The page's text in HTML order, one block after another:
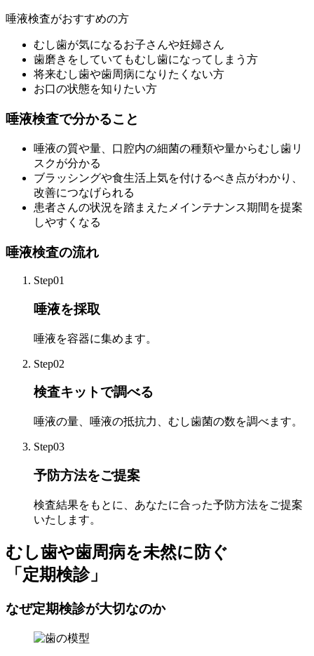
唾液検査がおすすめの方
むし歯が気になるお子さんや妊婦さん
歯磨きをしていてもむし歯になってしまう方
将来むし歯や歯周病になりたくない方
お口の状態を知りたい方
唾液検査で分かること
唾液の質や量、口腔内の細菌の種類や量からむし歯リ
スクが分かる
ブラッシングや食生活上気を付けるべき点がわかり、
改善につなげられる
患者さんの状況を踏まえたメインテナンス期間を提案
しやすくなる
唾液検査の流れ
Step01
唾液を採取
唾液を容器に集めます。
Step02
検査キットで調べる
唾液の量、唾液の抵抗力、むし歯菌の数を調べます。
Step03
予防方法をご提案
検査結果をもとに、あなたに合った予防方法をご提案
いたします。
むし歯や歯周病を未然に防ぐ
「定期検診」
なぜ定期検診が大切なのか